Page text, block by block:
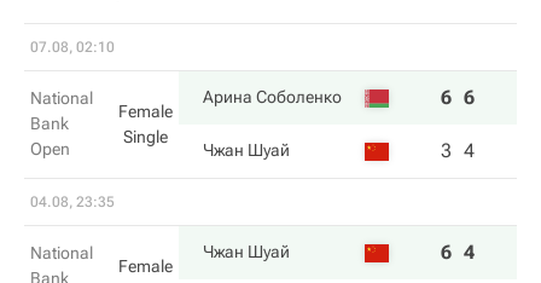
07.08, 02:10
National
Bank
Open
Female
Single
Арина Соболенко 6 6
Чжан Шуай 3 4
04.08, 23:35
National
Bank
Female
Чжан Шуай 6 4